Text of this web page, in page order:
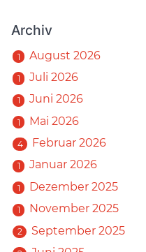
Archiv
1 August 2026
1 Juli 2026
1 Juni 2026
1 Mai 2026
4 Februar 2026
1 Januar 2026
1 Dezember 2025
1 November 2025
2 September 2025